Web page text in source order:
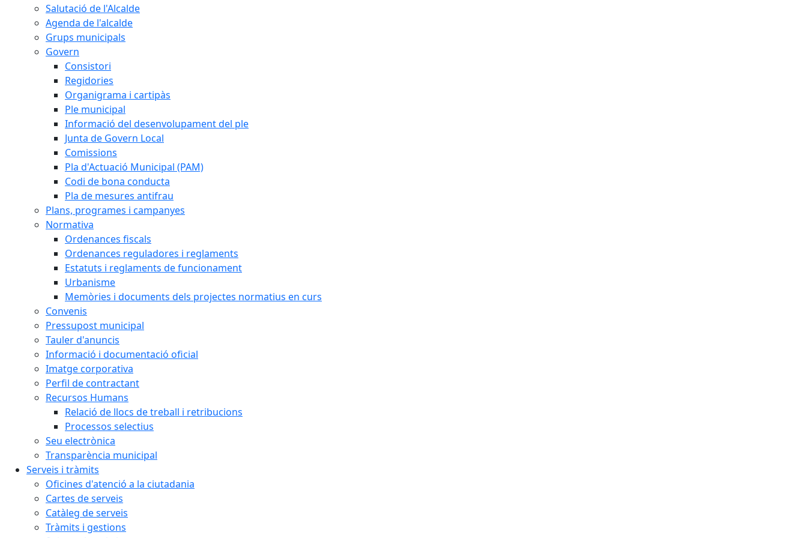
Salutació de l'Alcalde
Agenda de l'alcalde
Grups municipals
Govern
Consistori
Regidories
Organigrama i cartipàs
Ple municipal
Informació del desenvolupament del ple
Junta de Govern Local
Comissions
Pla d'Actuació Municipal (PAM)
Codi de bona conducta
Pla de mesures antifrau
Plans, programes i campanyes
Normativa
Ordenances fiscals
Ordenances reguladores i reglaments
Estatuts i reglaments de funcionament
Urbanisme
Memòries i documents dels projectes normatius en curs
Convenis
Pressupost municipal
Tauler d'anuncis
Informació i documentació oficial
Imatge corporativa
Perfil de contractant
Recursos Humans
Relació de llocs de treball i retribucions
Processos selectius
Seu electrònica
Transparència municipal
Serveis i tràmits
Oficines d'atenció a la ciutadania
Cartes de serveis
Catàleg de serveis
Tràmits i gestions